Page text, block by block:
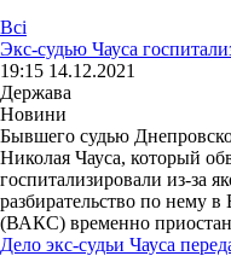
Всі
Экс-судью Чауса
19:15 14.12.2021
Держава
Новини
Бывшего судью
Николая Чауса, который
госпитализировали из-за
разбирательство по нему
(ВАКС) временно
Дело экс-судьи Чауса